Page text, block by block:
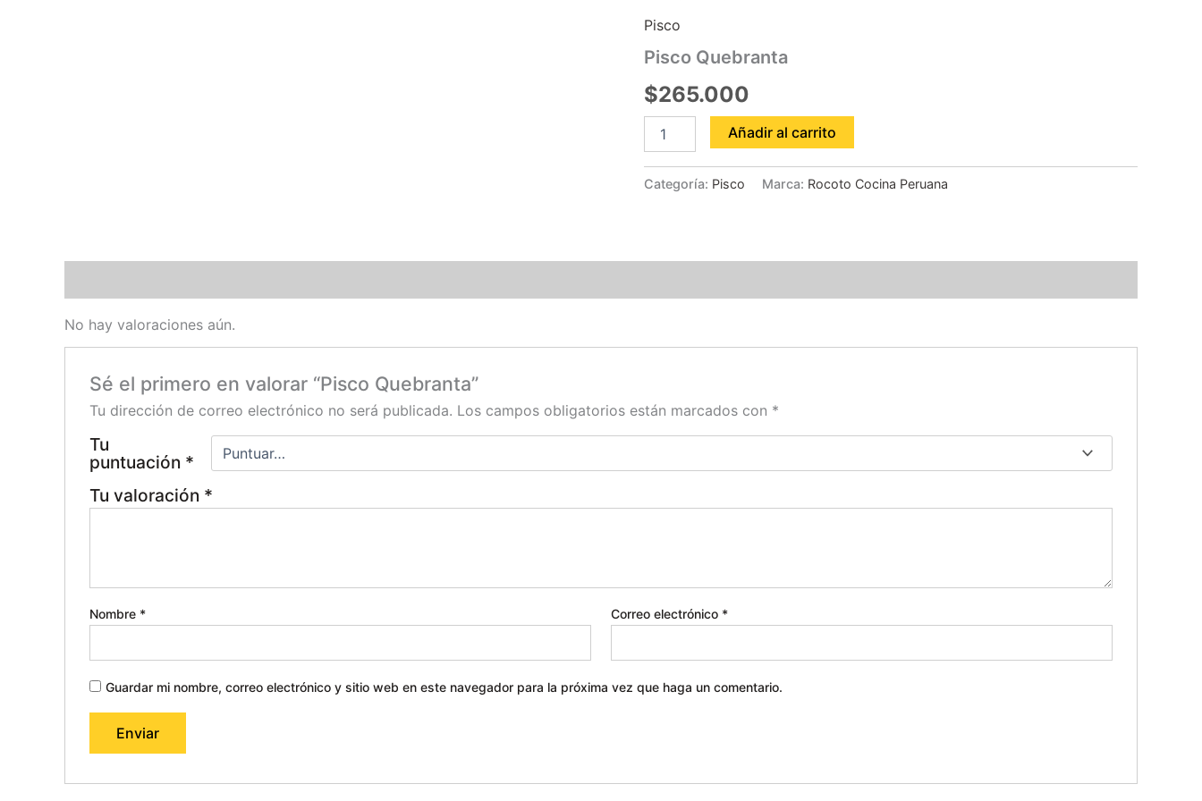
Pisco
Pisco Quebranta
$265.000
cantidad
Añadir al carrito
Categoría: Pisco Marca: Rocoto Cocina Peruana
No hay valoraciones aún.
Sé el primero en valorar “Pisco Quebranta”
Tu dirección de correo electrónico no será publicada. Los campos obligatorios están marcados con *
Tu
puntuación *
Tu valoración *
Nombre * Correo electrónico *
Guardar mi nombre, correo electrónico y sitio web en este navegador para la próxima vez que haga un comentario.